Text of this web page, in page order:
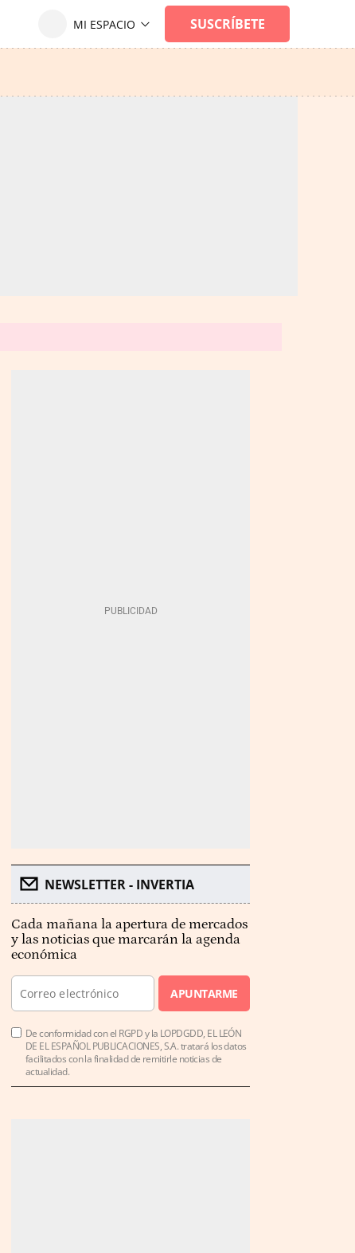
NEWSLETTER - INVERTIA
Cada mañana la apertura de mercados
y las noticias que marcarán la agenda
económica
APUNTARME
De conformidad con el RGPD y la LOPDGDD, EL LEÓN
DE EL ESPAÑOL PUBLICACIONES, S.A. tratará los datos
facilitados con la finalidad de remitirle noticias de
actualidad.